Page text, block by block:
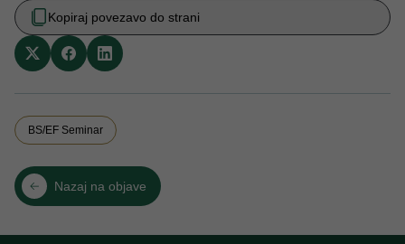
Kopiraj povezavo do strani
BS/EF Seminar
Nazaj na objave